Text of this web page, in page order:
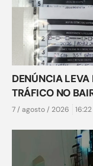
DENÚNCIA LEVA
TRÁFICO NO
7 / agosto / 2026 16:22